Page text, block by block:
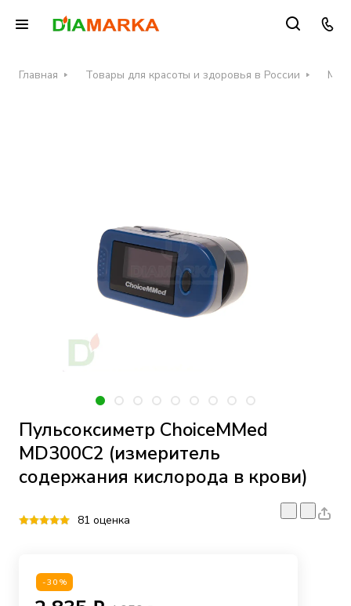
Главная Товары для красоты и здоровья в России
Пульсоксиметр ChoiceMMed
MD300C2 (измеритель
содержания кислорода в крови)
81 оценка
-30%